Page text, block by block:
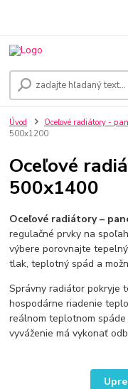
Úvod Oceľové radiátory -
500x1200
Oceľové
500x1400
Oceľové radiátory –
regulačné prvky na
výbere porovnajte
tlak, teplotný spád a
Správny radiátor pokryje
hospodárne riadenie
reálnom teplotnom
vyváženie má vykonať